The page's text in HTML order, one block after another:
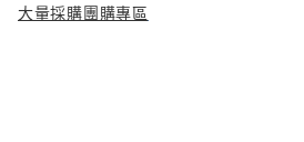
大量採購團購專區